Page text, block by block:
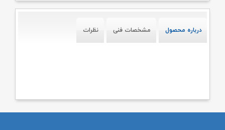
درباره محصول مشخصات فنی نظرات